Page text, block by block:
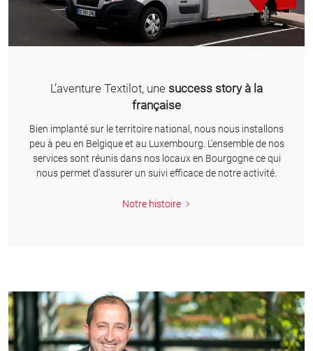
L’aventure Textilot, une success story à la
française
Bien implanté sur le territoire national, nous nous installons
peu à peu en Belgique et au Luxembourg. L’ensemble de nos
services sont réunis dans nos locaux en Bourgogne ce qui
nous permet d’assurer un suivi efficace de notre activité.
Notre histoire